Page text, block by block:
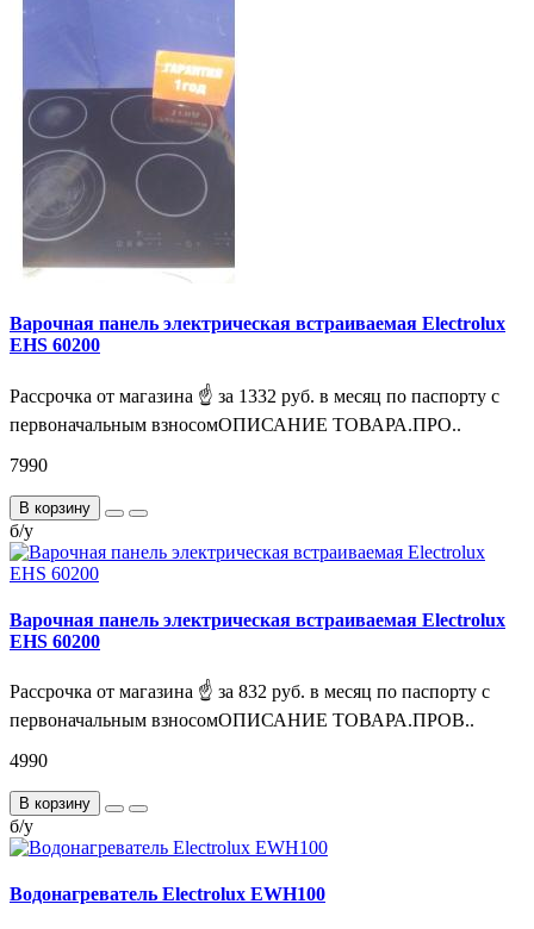
Варочная панель электрическая встраиваемая Electrolux
EHS 60200
Рассрочка от магазина ☝ за 1332 руб. в месяц по паспорту с
первоначальным взносомОПИСАНИЕ ТОВАРА.ПРО..
7990
В корзину
б/у
Варочная панель электрическая встраиваемая Electrolux
EHS 60200
Рассрочка от магазина ☝ за 832 руб. в месяц по паспорту с
первоначальным взносомОПИСАНИЕ ТОВАРА.ПРОВ..
4990
В корзину
б/у
Водонагреватель Electrolux EWH100